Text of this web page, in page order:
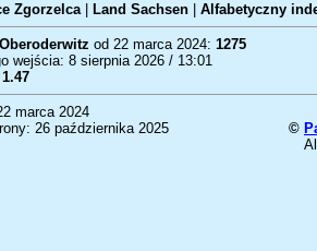
Zgorzelca| Land Sachsen Alfabetyczny
Oberoderwitz od 22 marca 2024: 1275
wejścia: 8 sierpnia 2026 / 13:01
1.47
marca 2024
26 października 2025
©